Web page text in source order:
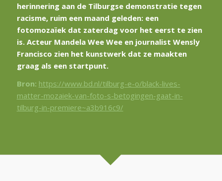
herinnering aan de Tilburgse demonstratie tegen
racisme, ruim een maand geleden: een
fotomozaïek dat zaterdag voor het eerst te zien
is. Acteur Mandela Wee Wee en journalist Wensly
Francisco zien het kunstwerk dat ze maakten
graag als een startpunt.
Bron: https://www.bd.nl/tilburg-e-o/black-lives-
matter-mozaiek-van-foto-s-betogingen-gaat-in-
tilburg-in-premiere~a3b916c9/